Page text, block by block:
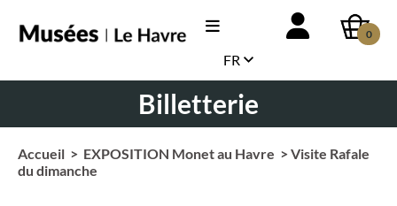
0
FR
Billetterie
Accueil > EXPOSITION Monet au Havre > Visite Rafale
du dimanche